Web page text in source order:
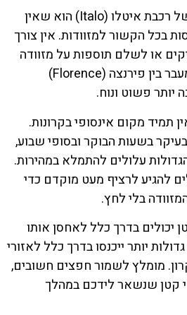
אחד היתרונות הגדולים של רכבת איטלו (Italo) הוא שאין
בכל הקשור למזוודות. אין צורך
או לשלם תוספות על מזוודה
רגילה, מה שהופך את המעבר בין פירנצה (Florence)
תמיד מקום אינסופי בקרונות.
בשעות הבוקר ובסופי שבוע,
עלולים להתמלא במהירות.
להגיע לרציף מעט מוקדם כדי
בלי לחץ.
יכולים בדרך כלל לאחסן אותו
יותר ייכנסו בדרך כלל לאזורי
מומלץ לשמור חפצים חשובים,
קטן שנשאר לידכם במהלך